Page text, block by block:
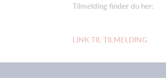
Tilmelding finder du her:
LINK TIL TILMELDING